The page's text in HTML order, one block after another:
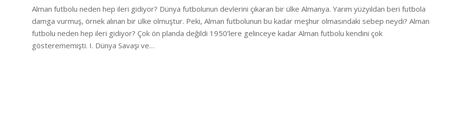
Alman futbolu neden hep ileri gidiyor? Dünya futbolunun devlerini çıkaran bir ülke Almanya. Yarım yüzyıldan beri futbola
damga vurmuş, örnek alınan bir ülke olmuştur. Peki, Alman futbolunun bu kadar meşhur olmasındaki sebep neydi? Alman
futbolu neden hep ileri gidiyor? Çok ön planda değildi 1950’lere gelinceye kadar Alman futbolu kendini çok
gösterememişti. I. Dünya Savaşı ve…